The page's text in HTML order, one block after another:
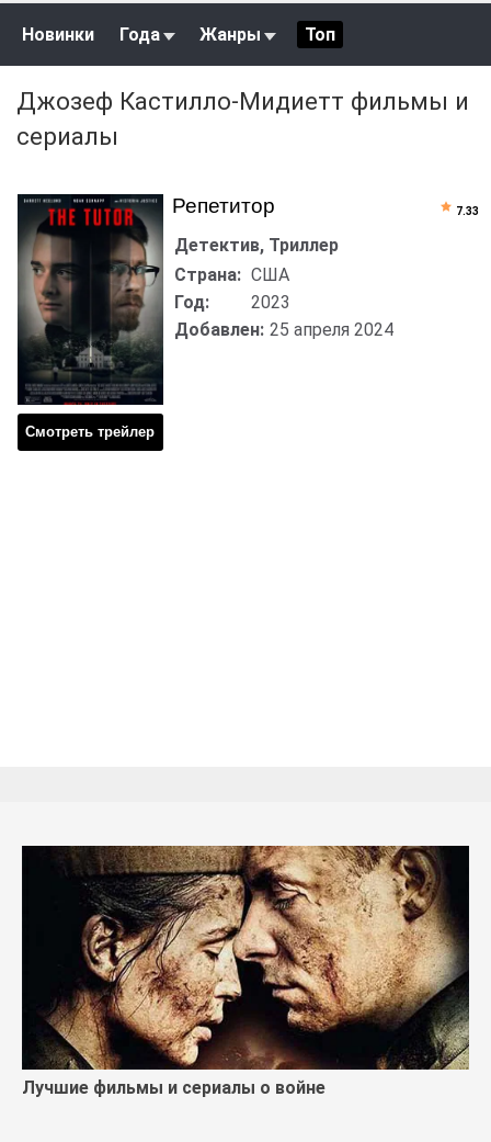
Новинки Года Жанры Топ
Джозеф Кастилло-Мидиетт фильмы и
сериалы
Репетитор
Смотреть трейлер
Детектив, Триллер
Страна: США
Год:
2023
Добавлен: 25 апреля 2024
7.33
Лучшие фильмы и сериалы о войне